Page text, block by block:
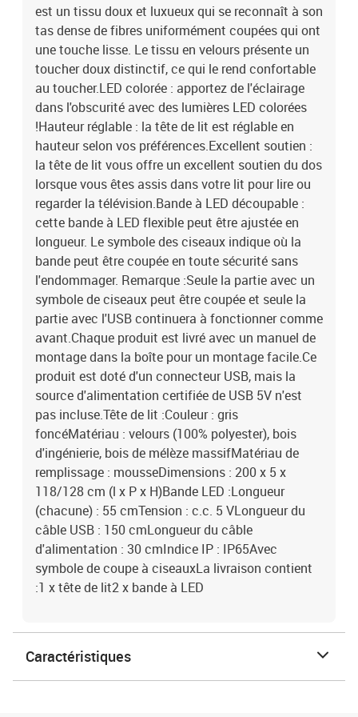
est un tissu doux et luxueux qui se reconnaît à son
tas dense de fibres uniformément coupées qui ont
une touche lisse. Le tissu en velours présente un
toucher doux distinctif, ce qui le rend confortable
au toucher.LED colorée : apportez de l'éclairage
dans l'obscurité avec des lumières LED colorées
!Hauteur réglable : la tête de lit est réglable en
hauteur selon vos préférences.Excellent soutien :
la tête de lit vous offre un excellent soutien du dos
lorsque vous êtes assis dans votre lit pour lire ou
regarder la télévision.Bande à LED découpable :
cette bande à LED flexible peut être ajustée en
longueur. Le symbole des ciseaux indique où la
bande peut être coupée en toute sécurité sans
l'endommager. Remarque :Seule la partie avec un
symbole de ciseaux peut être coupée et seule la
partie avec l'USB continuera à fonctionner comme
avant.Chaque produit est livré avec un manuel de
montage dans la boîte pour un montage facile.Ce
produit est doté d'un connecteur USB, mais la
source d'alimentation certifiée de USB 5V n'est
pas incluse.Tête de lit :Couleur : gris
foncéMatériau : velours (100% polyester), bois
d'ingénierie, bois de mélèze massifMatériau de
remplissage : mousseDimensions : 200 x 5 x
118/128 cm (l x P x H)Bande LED :Longueur
(chacune) : 55 cmTension : c.c. 5 VLongueur du
câble USB : 150 cmLongueur du câble
d'alimentation : 30 cmIndice IP : IP65Avec
symbole de coupe à ciseauxLa livraison contient
:1 x tête de lit2 x bande à LED
Caractéristiques